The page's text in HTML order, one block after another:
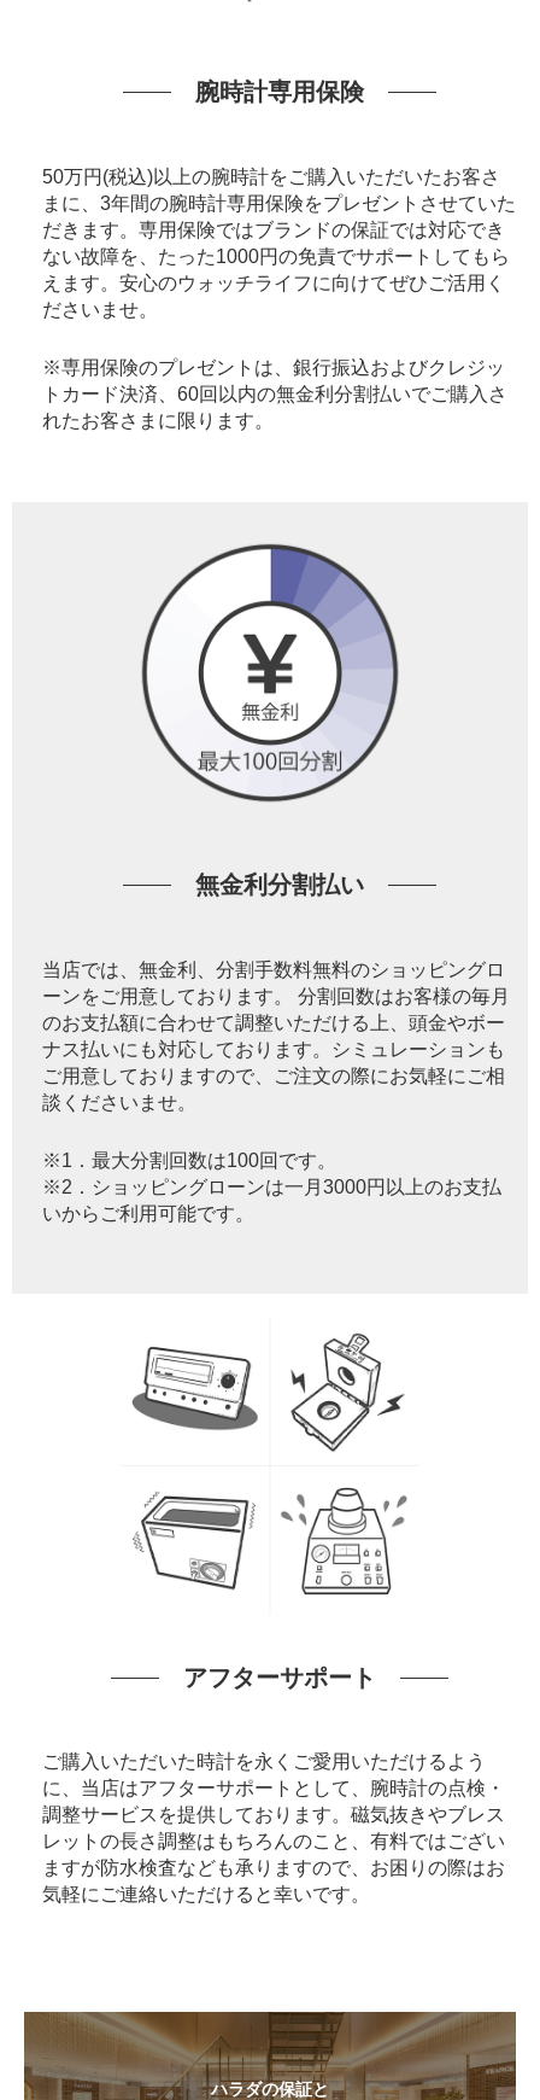
腕時計専用保険
50万円(税込)以上の腕時計をご購入いただいたお客さ
まに、3年間の腕時計専用保険をプレゼントさせていた
だきます。専用保険ではブランドの保証では対応でき
ない故障を、たった1000円の免責でサポートしてもら
えます。安心のウォッチライフに向けてぜひご活用く
ださいませ。
※専用保険のプレゼントは、銀行振込およびクレジッ
トカード決済、60回以内の無金利分割払いでご購入さ
れたお客さまに限ります。
無金利分割払い
当店では、無金利、分割手数料無料のショッピングロ
ーンをご用意しております。 分割回数はお客様の毎月
のお支払額に合わせて調整いただける上、頭金やボー
ナス払いにも対応しております。シミュレーションも
ご用意しておりますので、ご注文の際にお気軽にご相
談くださいませ。
※1．最大分割回数は100回です。
※2．ショッピングローンは一月3000円以上のお支払
いからご利用可能です。
アフターサポート
ご購入いただいた時計を永くご愛用いただけるよう
に、当店はアフターサポートとして、腕時計の点検・
調整サービスを提供しております。磁気抜きやブレス
レットの長さ調整はもちろんのこと、有料ではござい
ますが防水検査なども承りますので、お困りの際はお
気軽にご連絡いただけると幸いです。
ハラダの保証と